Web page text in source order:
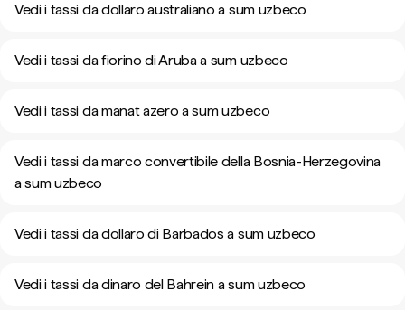
Vedi i tassi da dollaro australiano a sum uzbeco
Vedi i tassi da fiorino di Aruba a sum uzbeco
Vedi i tassi da manat azero a sum uzbeco
Vedi i tassi da marco convertibile della Bosnia-Herzegovina
a sum uzbeco
Vedi i tassi da dollaro di Barbados a sum uzbeco
Vedi i tassi da dinaro del Bahrein a sum uzbeco